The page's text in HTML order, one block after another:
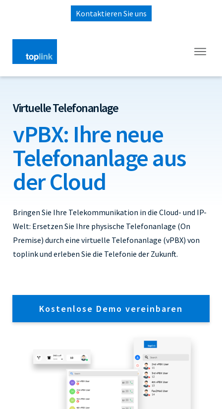
Kontaktieren Sie uns
Virtuelle Telefonanlage
vPBX: Ihre neue
Telefonanlage aus
der Cloud
Bringen Sie Ihre Telekommunikation in die Cloud- und IP-
Welt: Ersetzen Sie Ihre physische Telefonanlage (On
Premise) durch eine virtuelle Telefonanlage (vPBX) von
toplink und erleben Sie die Telefonie der Zukunft.
Kostenlose Demo vereinbaren